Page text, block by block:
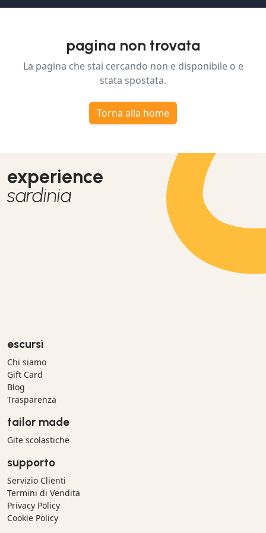
pagina non trovata
La pagina che stai cercando non e disponibile o e
stata spostata.
Torna alla home
experience
sardinia
escursì
Chi siamo
Gift Card
Blog
Trasparenza
tailor made
Gite scolastiche
supporto
Servizio Clienti
Termini di Vendita
Privacy Policy
Cookie Policy